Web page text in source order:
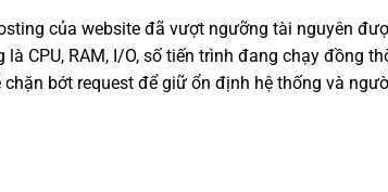
của website đã vượt ngưỡng tài nguyên
CPU, RAM, I/O, số tiến trình đang chạy đồng
bớt request để giữ ổn định hệ thống và